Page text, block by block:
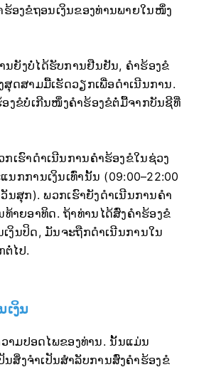
ອງຂໍຖອນເງິນຂອງທ່ານພາຍໃນໜຶ່ງ
ນຍັງບໍ່ໄດ້ຮັບການຢືນຢັນ, ຄຳຮ້ອງຂໍ
ສຸດສາມມື້ເຮັດວຽກເພື່ອດຳເນີນການ.
ອງຂໍບໍ່ເກີນໜຶ່ງຄຳຮ້ອງຂໍຕໍ່ມື້ຈາກບັນຊີທີ່
ເຮົາດຳເນີນການຄຳຮ້ອງຂໍໃນຊ່ວງ
ນກການເງິນເທົ່ານັ້ນ (09:00–22:00
ນສຸກ). ພວກເຮົາຍັງດຳເນີນການຄຳ
າຍອາທິດ. ຖ້າທ່ານໄດ້ສົ່ງຄຳຮ້ອງຂໍ
ງິນປິດ, ມັນຈະຖືກດຳເນີນການໃນ
ຕໍ່ໄປ.
ງິນ
ວາມປອດໄພຂອງທ່ານ. ນັ້ນແມ່ນ
ສິ່ງຈຳເປັນສຳລັບການສົ່ງຄຳຮ້ອງຂໍ